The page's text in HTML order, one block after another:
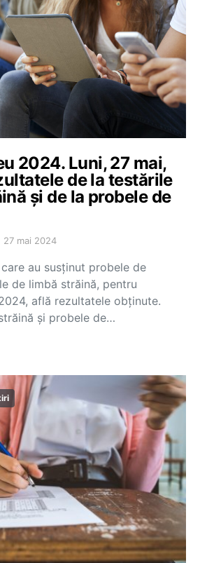
2024. Luni, 27 mai,
de la testările
și de la probele de
27 mai 2024
au susținut probele de
de limbă străină, pentru
află rezultatele obținute.
și probele de…